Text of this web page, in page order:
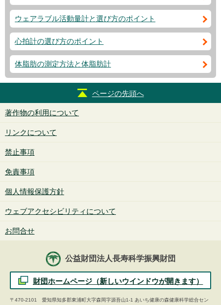
ウェアラブル活動量計と選び方のポイント
心拍計の選び方のポイント
体脂肪の測定方法と体脂肪計
ページの先頭へ
著作物の利用について
リンクについて
禁止事項
免責事項
個人情報保護方針
ウェブアクセシビリティについて
お問合せ
公益財団法人長寿科学振興財団
財団ホームページ（新しいウインドウが開きます）
〒470-2101 愛知県知多郡東浦町大字森岡字源吾山1-1 あいち健康の森健康科学総合セン